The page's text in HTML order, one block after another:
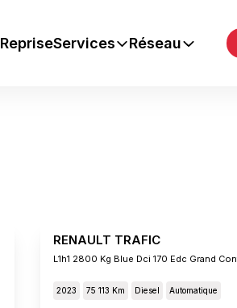
RepriseServices Réseau
RENAULT TRAFIC
L1h1 2800 Kg Blue Dci 170 Edc Grand
2023 75 113 Km Diesel Automatique